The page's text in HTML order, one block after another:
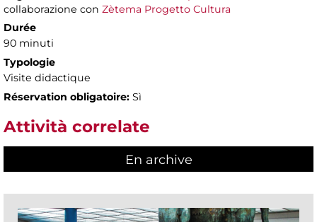
collaborazione con Zètema Progetto Cultura
Durée
90 minuti
Typologie
Visite didactique
Réservation obligatoire: Sì
Attività correlate
En archive